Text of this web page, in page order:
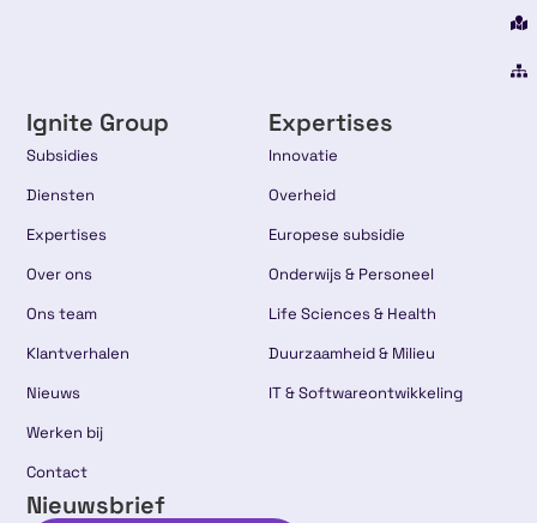
Ignite Group
Subsidies
Diensten
Expertises
Over ons
Ons team
Klantverhalen
Nieuws
Werken bij
Contact
Expertises
Innovatie
Overheid
Europese subsidie
Onderwijs & Personeel
Life Sciences & Health
Duurzaamheid & Milieu
IT & Softwareontwikkeling
Nieuwsbrief